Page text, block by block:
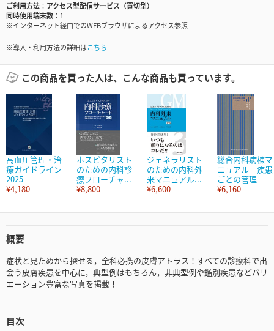
ご利用方法
アクセス型配信サービス（買切型）
同時使用端末数
1
※インターネット経由でのWEBブラウザによるアクセス参照
※導入・利用方法の詳細はこちら
この商品を買った人は、こんな商品も買っています。
高血圧管理・治
療ガイドライン
2025
¥4,180
ホスピタリスト
のための内科診
療フローチャ...
¥8,800
ジェネラリスト
のための内科外
来マニュアル...
¥6,600
総合内科病棟マ
ニュアル 疾患
ごとの管理
¥6,160
概要
症状と見ためから探せる，全科必携の皮膚アトラス！すべての診療科で出
会う皮膚疾患を中心に，典型例はもちろん，非典型例や鑑別疾患などバリ
エーション豊富な写真を掲載！
目次